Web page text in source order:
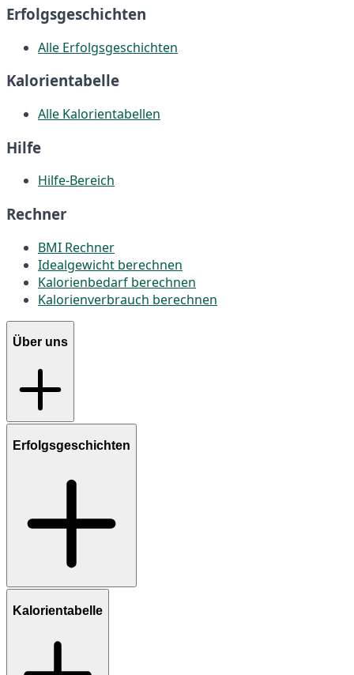
Erfolgsgeschichten
Alle Erfolgsgeschichten
Kalorientabelle
Alle Kalorientabellen
Hilfe
Hilfe-Bereich
Rechner
BMI Rechner
Idealgewicht berechnen
Kalorienbedarf berechnen
Kalorienverbrauch berechnen
Über uns
Erfolgsgeschichten
Kalorientabelle